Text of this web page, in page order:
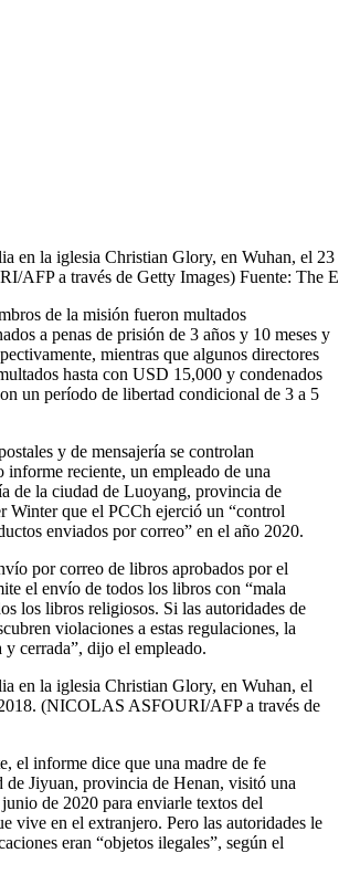
en la iglesia Christian Glory, en Wuhan, el 23
AFP a través de Getty Images) Fuente: The
de la misión fueron multados
a penas de prisión de 3 años y 10 meses y
mientras que algunos directores
hasta con USD 15,000 y condenados
un período de libertad condicional de 3 a 5
y de mensajería se controlan
informe reciente, un empleado de una
de la ciudad de Luoyang, provincia de
Winter que el PCCh ejerció un “control
enviados por correo” en el año 2020.
por correo de libros aprobados por el
el envío de todos los libros con “mala
los libros religiosos. Si las autoridades de
violaciones a estas regulaciones, la
y cerrada”, dijo el empleado.
en la iglesia Christian Glory, en Wuhan, el
(NICOLAS ASFOURI/AFP a través de
el informe dice que una madre de fe
de Jiyuan, provincia de Henan, visitó una
de 2020 para enviarle textos del
vive en el extranjero. Pero las autoridades le
eran “objetos ilegales”, según el